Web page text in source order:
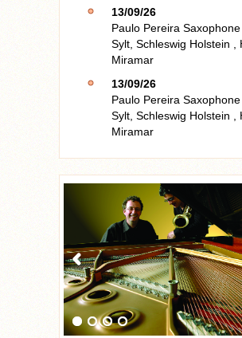
13/09/26
Paulo Pereira
Sylt, Schleswig Holstein
Miramar
13/09/26
Paulo Pereira
Sylt, Schleswig Holstein
Miramar